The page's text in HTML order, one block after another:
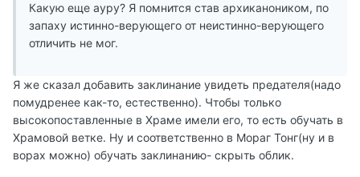
Какую еще ауру? Я помнится став архиканоником, по
запаху истинно-верующего от неистинно-верующего
отличить не мог.
Я же сказал добавить заклинание увидеть предателя(надо
помудренее как-то, естественно). Чтобы только
высокопоставленные в Храме имели его, то есть обучать в
Храмовой ветке. Ну и соответственно в Мораг Тонг(ну и в
ворах можно) обучать заклинанию- скрыть облик.